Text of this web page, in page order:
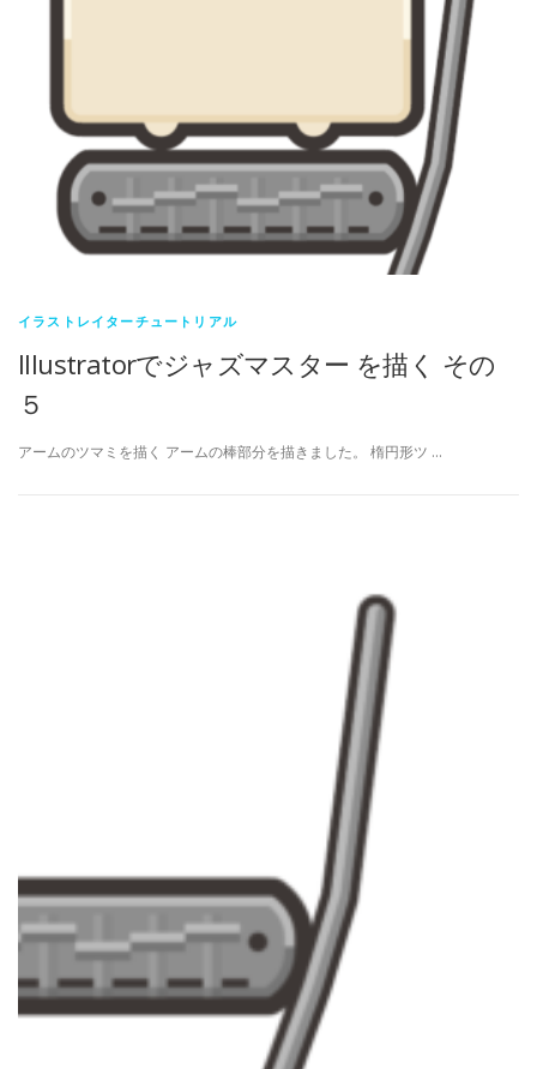
イラストレイターチュートリアル
Illustratorでジャズマスター を描く その
５
アームのツマミを描く アームの棒部分を描きました。 楕円形ツ …